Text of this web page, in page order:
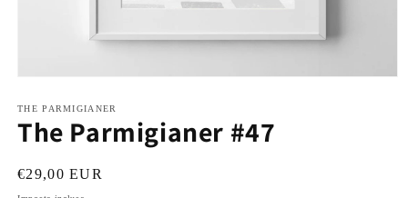
multimediali
1
THE PARMIGIANER
The Parmigianer #47
Prezzo
€29,00 EUR